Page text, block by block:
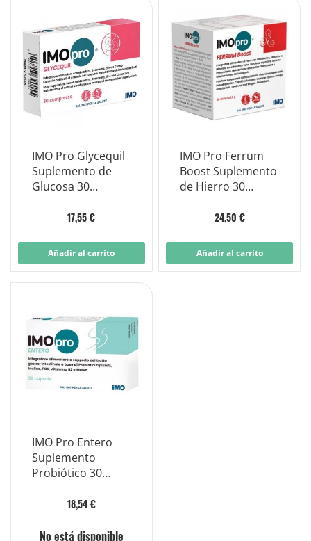
IMO Pro Glycequil
Suplemento de
Glucosa 30
17,55 €
Añadir al carrito
IMO Pro Ferrum
Boost Suplemento
de Hierro 30
24,50 €
Añadir al carrito
IMO Pro Entero
Suplemento
Probiótico 30
18,54 €
No está disponible